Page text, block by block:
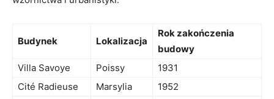
Budynek Lokalizacja
Rok zakończenia
budowy
Villa ‍Savoye
Poissy
1931
Cité Radieuse
Marsylia
1952